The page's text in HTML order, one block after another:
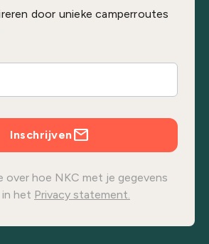
door unieke camperroutes
Inschrijven
over hoe NKC met je gegevens
in het Privacy statement.